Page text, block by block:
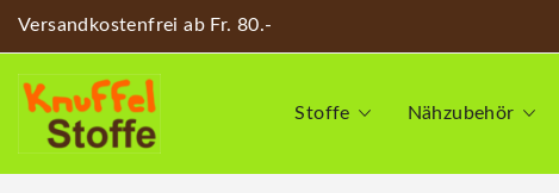
Versandkostenfrei ab Fr. 80.-
Stoffe Nähzubehör